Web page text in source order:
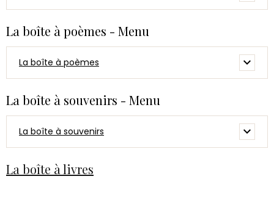
La boîte à poèmes - Menu
La boîte à poèmes
La boîte à souvenirs - Menu
La boîte à souvenirs
La boîte à livres